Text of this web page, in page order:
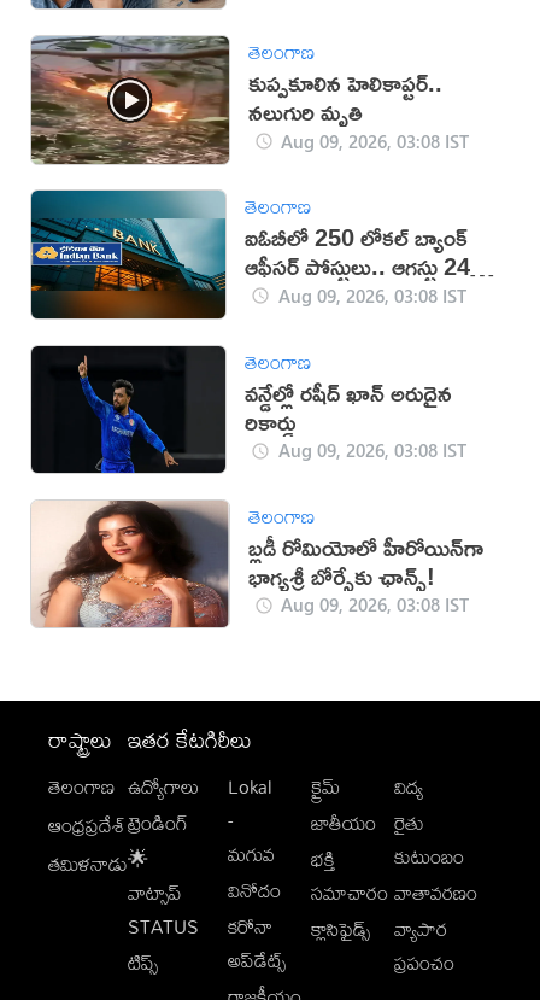
తెలంగాణ
కుప్పకూలిన హెలికాప్టర్..
నలుగురి మృతి
Aug 09, 2026, 03:08 IST
తెలంగాణ
ఐఓబీలో 250 లోకల్ బ్యాంక్
ఆఫీసర్ పోస్టులు.. ఆగస్టు 24
వరకు దరఖాస్తు గడువు
Aug 09, 2026, 03:08 IST
తెలంగాణ
వన్డేల్లో రషీద్ ఖాన్ అరుదైన
రికార్డు
Aug 09, 2026, 03:08 IST
తెలంగాణ
బ్లడీ రోమియోలో హీరోయిన్‌గా
భాగ్యశ్రీ బోర్సేకు ఛాన్స్!
Aug 09, 2026, 03:08 IST
రాష్ట్రాలు
తెలంగాణ
ఆంధ్రప్రదేశ్
తమిళనాడు
ఇతర కేటగిరీలు
ఉద్యోగాలు
ట్రెండింగ్
🌟
వాట్సాప్
STATUS
టిప్స్
Lokal
-
మగువ
వినోదం
కరోనా
అప్‌డేట్స్
క్రైమ్
జాతీయం
భక్తి
సమాచారం
క్లాసిఫైడ్స్
విద్య
రైతు
కుటుంబం
వాతావరణం
వ్యాపార
ప్రపంచం